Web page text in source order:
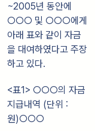
~2005년 동안에
○○○ 및 ○○○에게
아래 표와 같이 자금
을 대여하였다고 주장
하고 있다.
<표1> ○○○의 자금
지급내역 (단위 :
원)○○○